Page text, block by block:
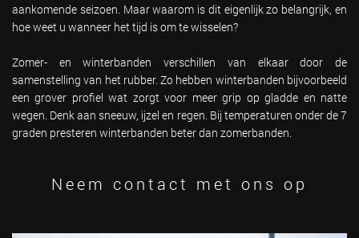
aankomende seizoen. Maar waarom is dit eigenlijk zo belangrijk, en
hoe weet u wanneer het tijd is om te wisselen?
Zomer- en winterbanden verschillen van elkaar door de
samenstelling van het rubber. Zo hebben winterbanden bijvoorbeeld
een grover profiel wat zorgt voor meer grip op gladde en natte
wegen. Denk aan sneeuw, ijzel en regen. Bij temperaturen onder de 7
graden presteren winterbanden beter dan zomerbanden.
Neem contact met ons op